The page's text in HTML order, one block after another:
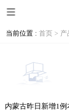
当前位置 : 首页 > 产
内蒙古昨日新增1